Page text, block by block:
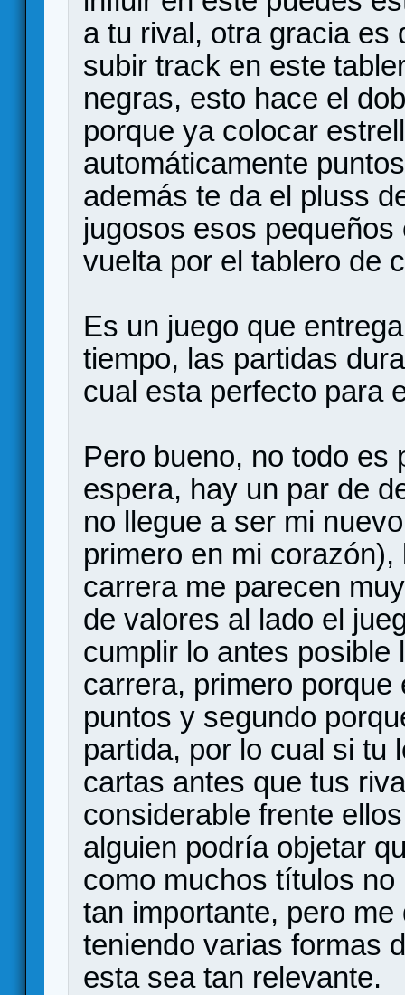
a tu rival, otra gracia es
subir track en este
negras, esto hace el
porque ya colocar
automáticamente
además te da el pluss
jugosos esos
vuelta por el tablero de
Es un juego que
tiempo, las partidas
cual esta perfecto para
Pero bueno, no todo es
espera, hay un par de
no llegue a ser mi
primero en mi
carrera me parecen
de valores al lado el
cumplir lo antes posible
carrera, primero
puntos y segundo
partida, por lo cual si tu
cartas antes que tus
considerable frente
alguien podría objetar
como muchos títulos
tan importante, pero
teniendo varias formas
esta sea tan relevante.